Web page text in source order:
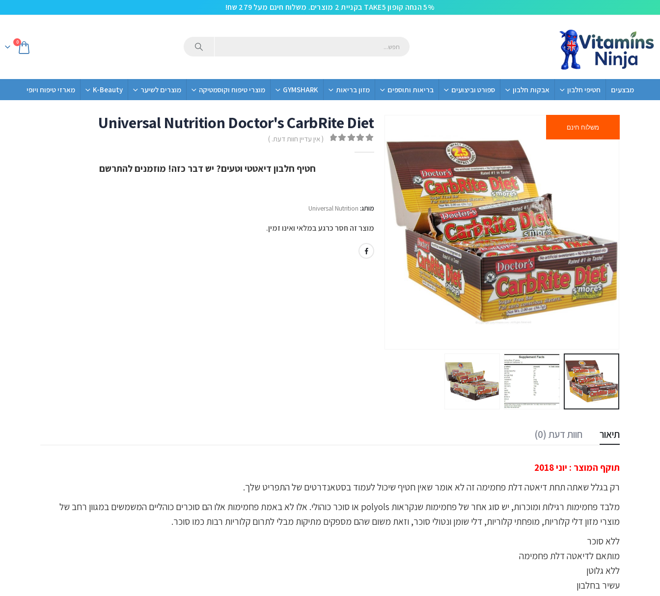
5% הנחה קופון TAKE5 בקניית 2 מוצרים. משלוח חינם מעל 279 שח!
0
מבצעים חטיפי חלבון אבקות חלבון ספורט וביצועים בריאות ותוספים מזון בריאות GYMSHARK מוצרי טיפוח וקוסמטיקה מוצרים לשיער K-Beauty מארזי טיפוח ויופי
משלוח חינם משלוח חינם משלוח חינם
Universal Nutrition Doctor's CarbRite Diet
( אין עדיין חוות דעת. )
חטיף חלבון דיאטטי וטעים? יש דבר כזה! מוזמנים להתרשם
מותג: Universal Nutrition
מוצר זה חסר כרגע במלאי ואינו זמין.
תיאור חוות דעת (0)
תוקף המוצר : יוני 2018
רק בגלל שאתה תחת דיאטה דלת פחמימה זה לא אומר שאין חטיף שיכול לעמוד בסטאנדרטים של התפריט שלך.
מלבד פחמימות רגילות ומוכרות, יש סוג אחר של פחמימות שנקראות polyols או סוכר כוהולי. אלו לא באמת פחמימות אלו הם סוכרים כוהליים המשמשים במגוון רחב של
מוצרי מזון דלי קלוריות, מופחתי קלוריות, דלי שומן ונטולי סוכר, וזאת משום שהם מספקים מתיקות מבלי לתרום קלוריות רבות כמו סוכר.
ללא סוכר
מותאם לדיאטה דלת פחמימה
ללא גלוטן
עשיר בחלבון